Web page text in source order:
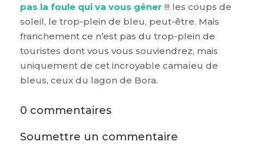
pas la foule qui va vous gêner !!! les coups de
soleil, le trop-plein de bleu, peut-être. Mais
franchement ce n’est pas du trop-plein de
touristes dont vous vous souviendrez, mais
uniquement de cet incroyable camaïeu de
bleus, ceux du lagon de Bora.
0 commentaires
Soumettre un commentaire